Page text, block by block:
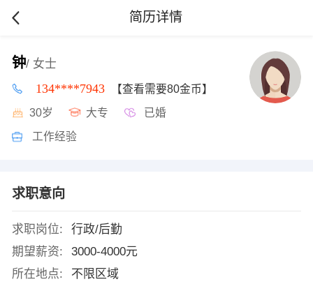
简历详情
钟/ 女士
134****7943 【查看需要80金币】
30岁 大专 已婚
工作经验
求职意向
求职岗位:
行政/后勤
期望薪资:
3000-4000元
所在地点:
不限区域